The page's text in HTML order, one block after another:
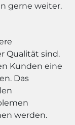
gerne weiter.
Qualität sind.
Kunden eine
Das
werden.